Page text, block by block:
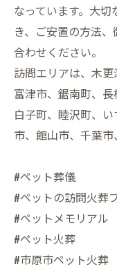
なっています。大
き、ご安置の方法
合わせください。
訪問エリアは、木更
富津市、鋸南町、長
白子町、睦沢町、
市、館山市、千葉
#ペット葬儀
#ペットの訪問火葬
#ペットメモリアル
#ペット火葬
#市原市ペット火葬